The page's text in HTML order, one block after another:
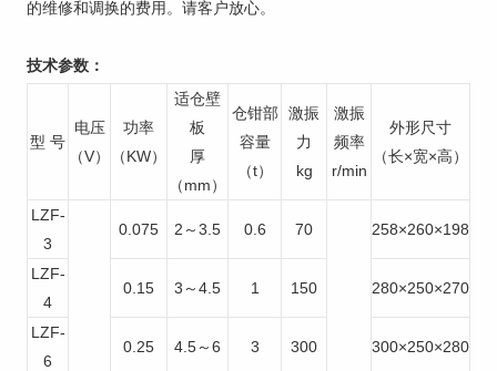
的维修和调换的费用。请客户放心。
技术参数：
型 号
电压
（V）
功率
（KW）
适仓壁
板
厚
（mm）
仓钳部
容量
（t）
激振
力
kg
激振
频率
r/min
外形尺寸
（长×宽×高）
LZF-
3
0.075 2～3.5 0.6 70 258×260×198
LZF-
4
0.15 3～4.5 1 150 280×250×270
LZF-
6
0.25 4.5～6 3 300 300×250×280